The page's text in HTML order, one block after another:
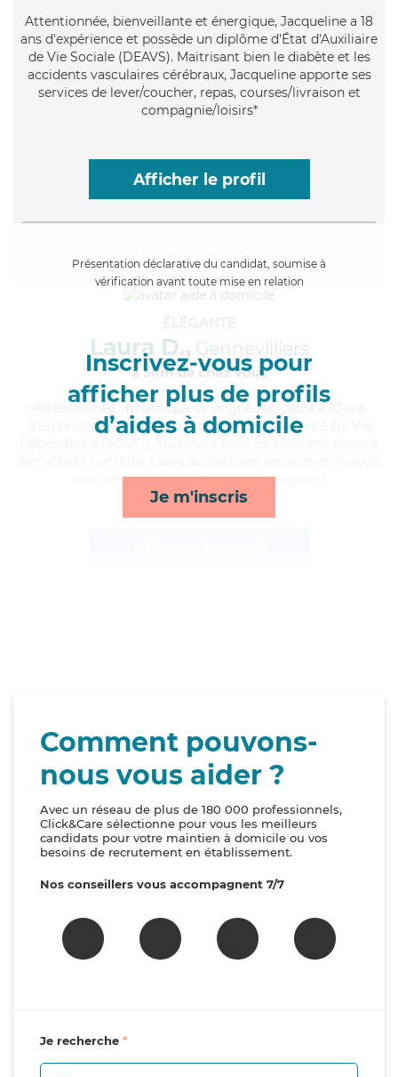
Attentionnée, bienveillante et énergique, Jacqueline a 18
ans d'expérience et possède un diplôme d'État d'Auxiliaire
de Vie Sociale (DEAVS). Maitrisant bien le diabète et les
accidents vasculaires cérébraux, Jacqueline apporte ses
services de lever/coucher, repas, courses/livraison et
compagnie/loisirs*
Afficher le profil
Présentation déclarative du candidat, soumise à
vérification avant toute mise en relation
Inscrivez-vous pour
afficher plus de profils
d’aides à domicile
Je m'inscris
ÉLÉGANTE
Laura D., Gennevilliers
à 5km de chez Vous
, dynamique et soigneuse, Laura a 10 ans
d'expérience et possède un diplôme d'Assistante De Vie
lessive/repassage, ménage et transports*
Comment pouvons-
nous vous aider ?
Avec un réseau de plus de 180 000 professionnels,
Click&Care sélectionne pour vous les meilleurs
candidats pour votre maintien à domicile ou vos
besoins de recrutement en établissement.
Nos conseillers vous accompagnent 7/7
Je recherche